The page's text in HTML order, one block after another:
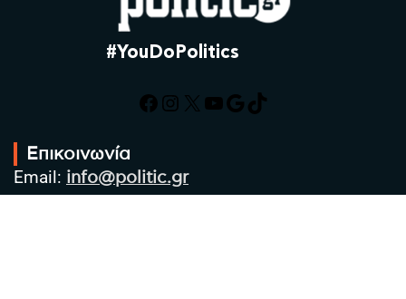
#YouDoPolitics
Facebook
Instagram
X YouTube
Google
TikTok
Επικοινωνία
Email: info@politic.gr
Τηλ: